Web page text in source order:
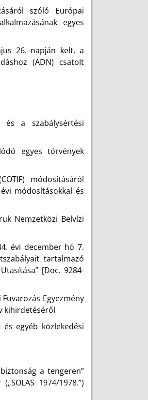
szóló Európai
egyes
26. napján kelt, a
(ADN) csatolt
és a szabálysértési
egyes törvények
módosításáról
módosításokkal és
Nemzetközi Belvízi
évi december hó 7.
tartalmazó
[Doc. 9284-
Egyezmény
kihirdetéséről
egyéb közlekedési
a tengeren”
1974/1978.”)